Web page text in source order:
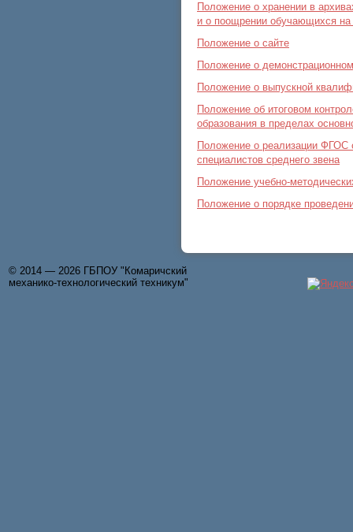
Положение о хранении в
и о поощрении обучающихся
Положение о сайте
Положение о
Положение о выпускной
Положение об итоговом
образования в пределах
Положение о реализации ФГОС
специалистов среднего звена
Положение учебно-
Положение о порядке
© 2014 — 2026 ГБПОУ "Комаричский
механико-технологический техникум"